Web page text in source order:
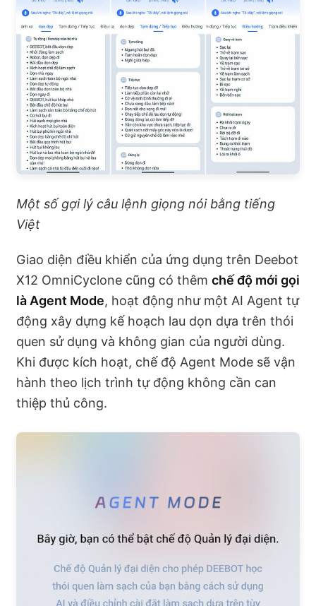
Một số gợi lý câu lệnh giọng nói bằng tiếng
Việt
Giao diện điều khiển của ứng dụng trên Deebot
X12 OmniCyclone cũng có thêm chế độ mới gọi
là Agent Mode, hoạt động như một AI Agent tự
động xây dựng kế hoạch lau dọn dựa trên thói
quen sử dụng và không gian của người dùng.
Khi được kích hoạt, chế độ Agent Mode sẽ vận
hành theo lịch trình tự động không cần can
thiệp thủ công.